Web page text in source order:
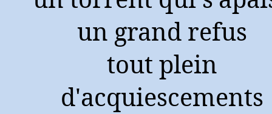
un grand refus
tout plein
d'acquiescements